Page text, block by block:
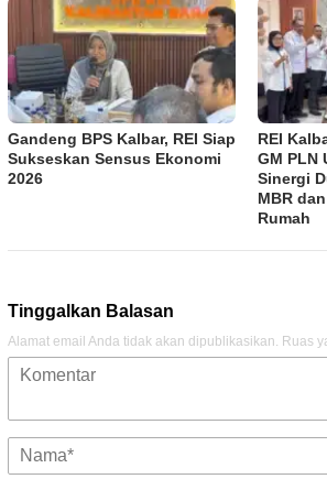
Gandeng BPS Kalbar, REI Siap
Sukseskan Sensus Ekonomi
2026
REI
GM PLN
Sinergi
MBR
Rumah
Tinggalkan Balasan
Alamat email Anda tidak akan dipublikasikan. Ruas